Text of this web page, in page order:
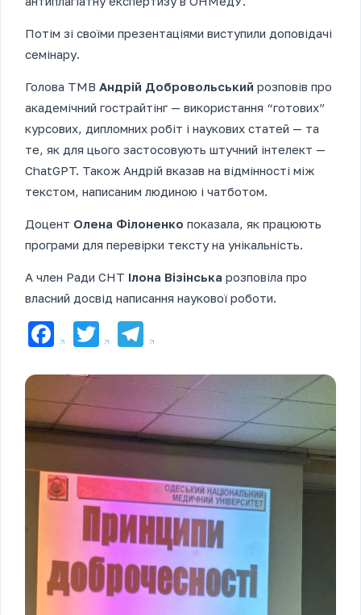
Потім зі своїми презентаціями виступили доповідачі
семінару.
Голова ТМВ Андрій Добровольський розповів про
академічний гострайтінг — використання “готових”
курсових, дипломних робіт і наукових статей — та
те, як для цього застосовують штучний інтелект —
ChatGPT. Також Андрій вказав на відмінності між
текстом, написаним людиною і чатботом.
Доцент Олена Філоненко показала, як працюють
програми для перевірки тексту на унікальність.
А член Ради СНТ Ілона Візінська розповіла про
власний досвід написання наукової роботи.
Facebook
TwitterTelegram